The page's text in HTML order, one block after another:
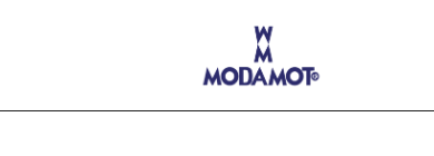
Modamot E-Ticaret